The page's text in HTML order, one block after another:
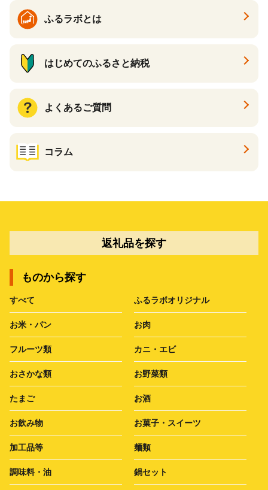
ふるラボとは
はじめてのふるさと納税
よくあるご質問
コラム
返礼品を探す
ものから探す
すべて ふるラボオリジナル
お米・パン お肉
フルーツ類 カニ・エビ
おさかな類 お野菜類
たまご お酒
お飲み物 お菓子・スイーツ
加工品等 麺類
調味料・油 鍋セット